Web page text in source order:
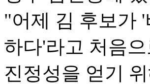
"어제 김 후보가
하다'라고 처음
진정성을 얻기